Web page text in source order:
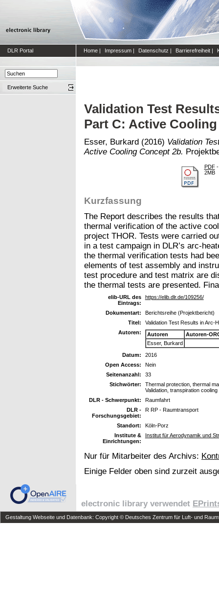
DLR Portal Home | Impressum | Datenschutz | Barrierefreiheit |
Erweiterte Suche
Validation Test
Part C: Active
Esser, Burkard (2016) Validation
Active Cooling Concept 2b.
PDF-
2MB
Kurzfassung
The Report describes the results
thermal verification of the active
project THOR. Tests were carried
in a test campaign in DLR’s arc-
the thermal verification tests had
elements of test assembly and
test procedure and test matrix are
the thermal tests are presented.
elib-URL des
Eintrags:
https://elib.dlr.de/109256/
Dokumentart:
Berichtsreihe (Projektbericht)
Titel:
Validation Test Results in Arc-
Autoren:
Autoren
Autoren-
Esser, Burkard
Datum:
2016
Open Access:
Nein
Seitenanzahl:
33
Stichwörter:
Thermal protection, thermal
Validation, transpiration cooling
DLR - Schwerpunkt:
Raumfahrt
DLR -
Forschungsgebiet:
R RP - Raumtransport
Standort:
Köln-Porz
Institute &
Einrichtungen:
Institut für Aerodynamik und
Nur für Mitarbeiter des Archivs:
Einige Felder oben sind zurzeit
electronic library verwendet
Gestaltung Webseite und Datenbank: Copyright © Deutsches Zentrum für Luft- und